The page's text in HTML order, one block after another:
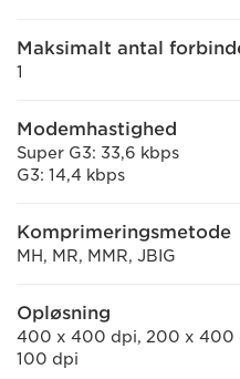
Maksimalt antal
1
Modemhastighed
Super G3: 33,6 kbps
G3: 14,4 kbps
Komprimeringsmetode
MH, MR, MMR, JBIG
Opløsning
400 x 400 dpi, 200 x 400
100 dpi